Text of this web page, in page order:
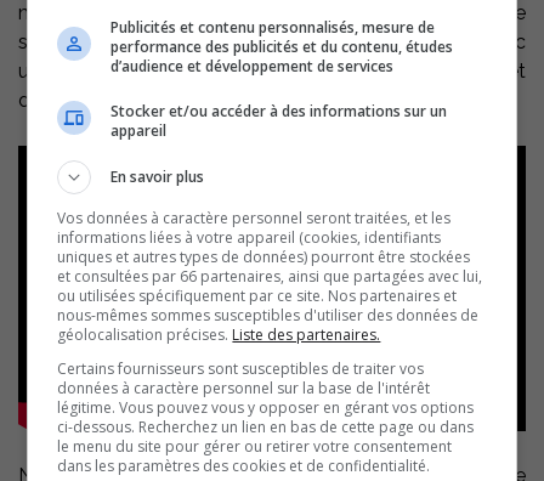
mes petites questions coquines avec humour et de
spontanéité. Une discussion légère et divertissante avec
un créateur passionné, alors que cette comédie promet
de faire rire le public tout l’été à Drummondville!
Ne manquez pasTout sur le sexequi prendra l’affiche
Publicités et contenu personnalisés, mesure de
performance des publicités et du contenu, études
d’audience et développement de services
Stocker et/ou accéder à des informations sur un
appareil
En savoir plus
Vos données à caractère personnel seront traitées, et les
informations liées à votre appareil (cookies, identifiants
uniques et autres types de données) pourront être stockées
et consultées par 66 partenaires, ainsi que partagées avec lui,
ou utilisées spécifiquement par ce site. Nos partenaires et
nous-mêmes sommes susceptibles d'utiliser des données de
géolocalisation précises. Liste des partenaires.
Certains fournisseurs sont susceptibles de traiter vos
données à caractère personnel sur la base de l'intérêt
légitime. Vous pouvez vous y opposer en gérant vos options
ci-dessous. Recherchez un lien en bas de cette page ou dans
le menu du site pour gérer ou retirer votre consentement
dans les paramètres des cookies et de confidentialité.